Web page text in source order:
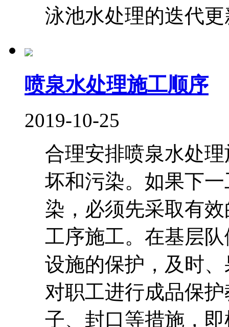
泳池水处理的迭代
喷泉水处理施工顺序
2019-10-25
合理安排喷泉水处
坏和污染。如果下
染，必须先采取有
工序施工。在基层
设施的保护，及时
对职工进行成品保
子、封口等措施，